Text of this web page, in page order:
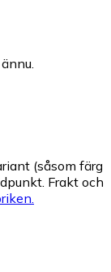
(såsom färg
Frakt och